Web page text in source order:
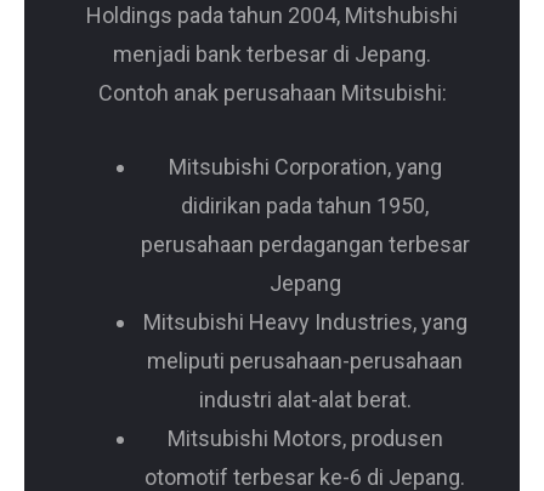
Holdings pada tahun 2004, Mitshubishi
menjadi bank terbesar di Jepang.
Contoh anak perusahaan Mitsubishi:
Mitsubishi Corporation, yang
didirikan pada tahun 1950,
perusahaan perdagangan terbesar
Jepang
Mitsubishi Heavy Industries, yang
meliputi perusahaan-perusahaan
industri alat-alat berat.
Mitsubishi Motors, produsen
otomotif terbesar ke-6 di Jepang.